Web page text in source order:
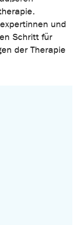
und
Schritt für
der Therapie